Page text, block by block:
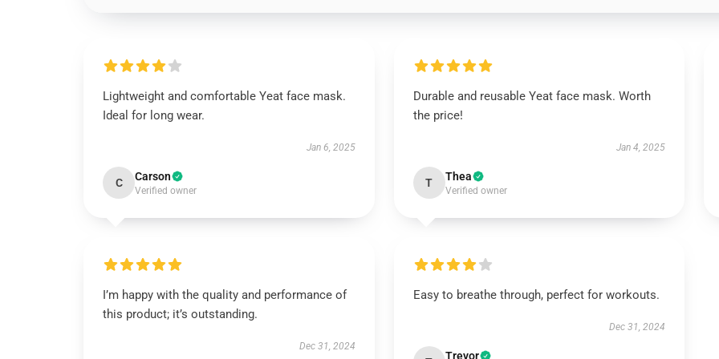
Lightweight and comfortable Yeat face mask.
Ideal for long wear.
Jan 6, 2025
C Carson
Verified owner
Durable and reusable Yeat face mask. Worth
the price!
Jan 4, 2025
T Thea
Verified owner
I’m happy with the quality and performance of
this product; it’s outstanding.
Dec 31, 2024
Easy to breathe through, perfect for workouts.
Dec 31, 2024
Trevor